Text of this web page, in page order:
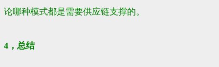
论哪种模式都是需要供应链支撑的。
4，总结